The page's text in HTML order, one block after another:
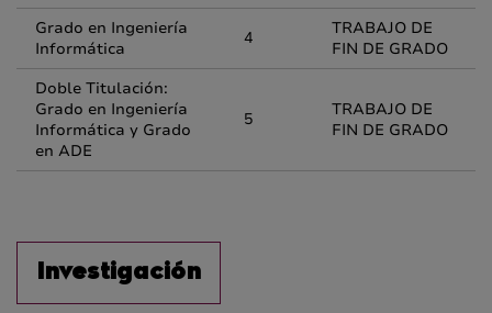
Grado en Ingeniería
Informática
4
TRABAJO DE
FIN DE GRADO
Doble Titulación:
Grado en Ingeniería
Informática y Grado
en ADE
5
TRABAJO DE
FIN DE GRADO
Investigación